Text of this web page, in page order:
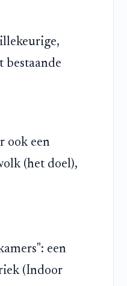
bestaande
ook een
(het doel),
een
(Indoor